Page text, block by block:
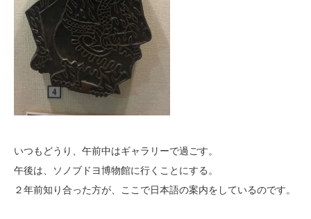
いつもどうり、午前中はギャラリーで過ごす。
午後は、ソノブドヨ博物館に行くことにする。
２年前知り合った方が、ここで日本語の案内をしているのです。